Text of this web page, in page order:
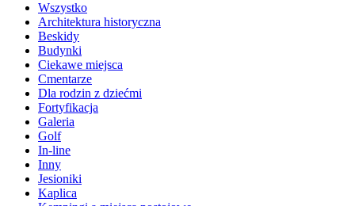
Wszystko
Architektura historyczna
Beskidy
Budynki
Ciekawe miejsca
Cmentarze
Dla rodzin z dziećmi
Fortyfikacja
Galeria
Golf
In-line
Inny
Jesioniki
Kaplica